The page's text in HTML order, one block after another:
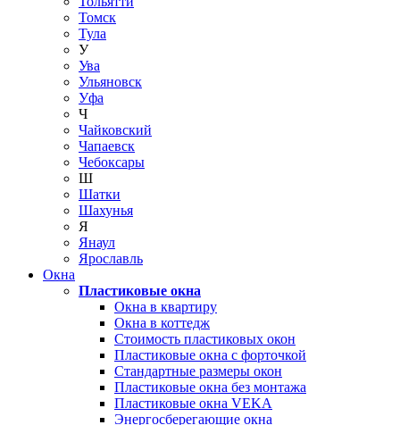
Томск
Тула
У
Ува
Ульяновск
Уфа
Ч
Чайковский
Чапаевск
Чебоксары
Ш
Шатки
Шахунья
Я
Янаул
Ярославль
Окна
Пластиковые окна
Окна в квартиру
Окна в коттедж
Стоимость пластиковых окон
Пластиковые окна с форточкой
Стандартные размеры окон
Пластиковые окна без монтажа
Пластиковые окна VEKA
Энергосберегающие окна